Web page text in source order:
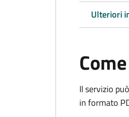
Ulteriori
Il servizio
in formato